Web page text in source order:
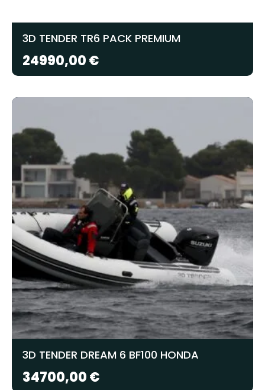
3D TENDER TR6 PACK PREMIUM
24990,00€
3D TENDER DREAM 6 BF100 HONDA
34700,00€